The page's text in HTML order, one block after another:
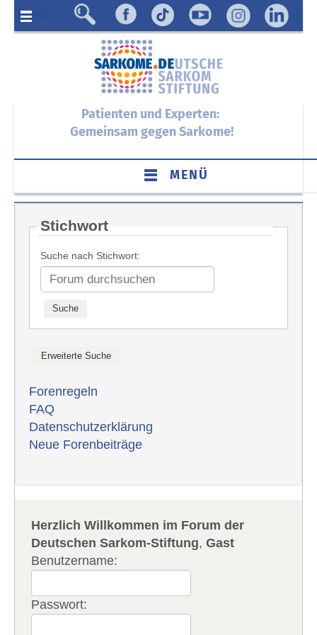
Menü
Patienten und Experten:
Gemeinsam gegen Sarkome!
MENÜ
Stichwort
Suche nach Stichwort:
Forenregeln
FAQ
Datenschutzerklärung
Neue Forenbeiträge
Herzlich Willkommen im Forum der
Deutschen Sarkom-Stiftung,Gast
Benutzername:
Passwort: